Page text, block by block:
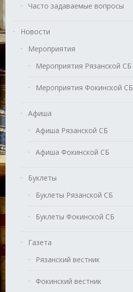
Часто задаваемые вопросы
Новости
Мероприятия
Мероприятия Рязанской СБ
Мероприятия Фокинской СБ
Афиша
Афиша Рязанской СБ
Афиша Фокинской СБ
Буклеты
Буклеты Рязанской СБ
Буклеты Фокинской СБ
Газета
Рязанский вестник
Фокинский вестник